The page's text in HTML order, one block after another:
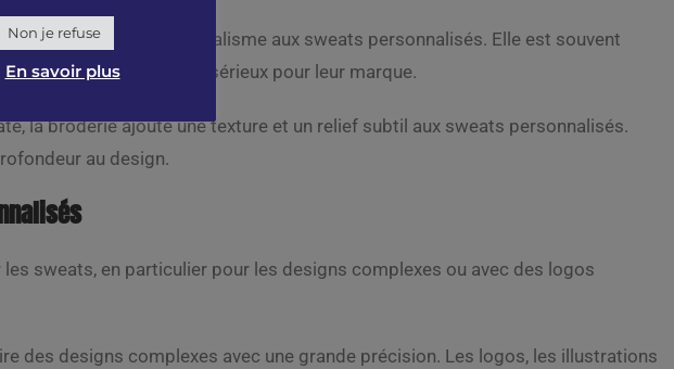
et de professionnalisme aux sweats personnalisés. Elle est souvent
image de qualité et de sérieux pour leur marque.
la broderie ajoute une texture et un relief subtil aux sweats personnalisés.
au design.
sweats, en particulier pour les designs complexes ou avec des logos
des designs complexes avec une grande précision. Les logos, les illustrations
Non je refuse
En savoir plus